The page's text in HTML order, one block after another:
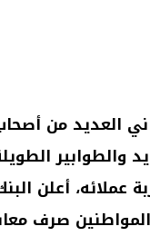
العديد من
والطوابير
عملائه، أعلن
صرف